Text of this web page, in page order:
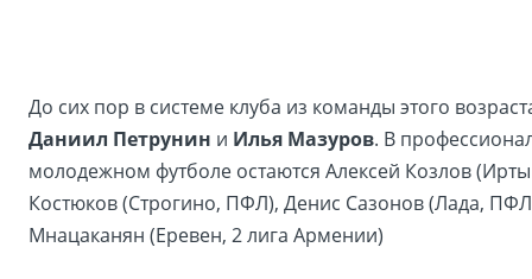
До сих пор в системе клуба из команды этого
Даниил Петрунин и Илья Мазуров. В
молодежном футболе остаются Алексей Козлов
Костюков (Строгино, ПФЛ), Денис Сазонов (Лада,
Мнацаканян (Еревен, 2 лига Армении)